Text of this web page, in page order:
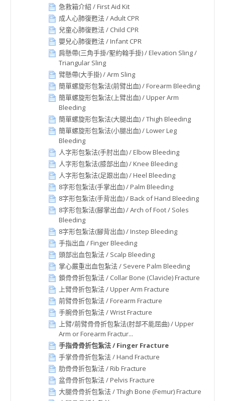
急救箱介紹 / First Aid Kit
成人心肺復甦法 / Adult CPR
兒童心肺復甦法 / Child CPR
嬰兒心肺復甦法 / Infant CPR
肩懸帶(三角手掛/聖約翰手掛) / Elevation Sling /
Triangular Sling
臂懸帶(大手掛) / Arm Sling
簡單螺旋形包紮法(前臂出血) / Forearm Bleeding
簡單螺旋形包紮法(上臂出血) / Upper Arm
Bleeding
簡單螺旋形包紮法(大腿出血) / Thigh Bleeding
簡單螺旋形包紮法(小腿出血) / Lower Leg
Bleeding
人字形包紮法(手肘出血) / Elbow Bleeding
人字形包紮法(膝部出血) / Knee Bleeding
人字形包紮法(足跟出血) / Heel Bleeding
8字形包紮法(手掌出血) / Palm Bleeding
8字形包紮法(手背出血) / Back of Hand Bleeding
8字形包紮法(腳掌出血) / Arch of Foot / Soles
Bleeding
8字形包紮法(腳背出血) / Instep Bleeding
手指出血 / Finger Bleeding
頭部出血包紮法 / Scalp Bleeding
掌心嚴重出血包紮法 / Severe Palm Bleeding
鎖骨骨折包紮法 / Collar Bone (Clavicle) Fracture
上臂骨折包紮法 / Upper Arm Fracture
前臂骨折包紮法 / Forearm Fracture
手腕骨折包紮法 / Wrist Fracture
上臂/前臂骨骨折包紮法(肘部不能屈曲) / Upper
Arm or Forearm Fractur...
手指骨骨折包紮法 / Finger Fracture
手掌骨骨折包紮法 / Hand Fracture
肋骨骨折包紮法 / Rib Fracture
盆骨骨折包紮法 / Pelvis Fracture
大腿骨骨折包紮法 / Thigh Bone (Femur) Fracture